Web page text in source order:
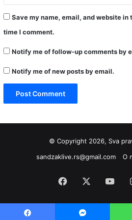
Save my name, email, and website in
time I comment.
Notify me of follow-up comments by
Notify me of new posts by email.
© Copyright 2026, Sva
sandzaklive.rs@gmail.com
O
Facebook